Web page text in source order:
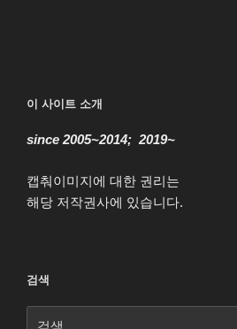
이 사이트 소개
since 2005~2014; 2019~
캡춰이미지에 대한 권리는
해당 저작권사에 있습니다.
검색